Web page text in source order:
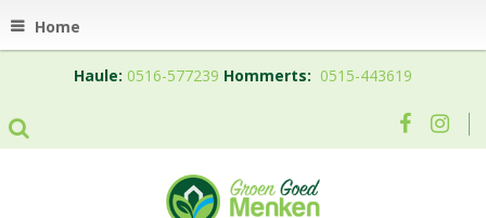
Home
Haule: 0516-577239 Hommerts: 0515-443619